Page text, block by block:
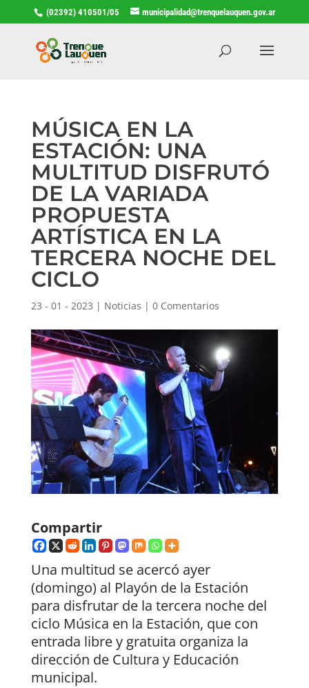
(02392) 410501/05 municipalidad@trenquelauquen.gov.ar
MÚSICA EN LA
ESTACIÓN: UNA
MULTITUD DISFRUTÓ
DE LA VARIADA
PROPUESTA
ARTÍSTICA EN LA
TERCERA NOCHE DEL
CICLO
23 - 01 - 2023 | Noticias | 0 Comentarios
Compartir
Una multitud se acercó ayer
(domingo) al Playón de la Estación
para disfrutar de la tercera noche del
ciclo Música en la Estación, que con
entrada libre y gratuita organiza la
dirección de Cultura y Educación
municipal.